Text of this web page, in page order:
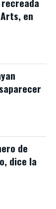
en
de
dice la